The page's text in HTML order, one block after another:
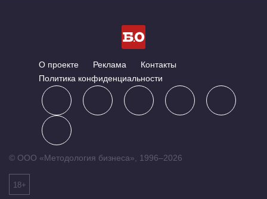
О проекте Реклама
Контакты
Политика конфиденциальности
© ООО «Методология бизнеса», 1996–2026
18+